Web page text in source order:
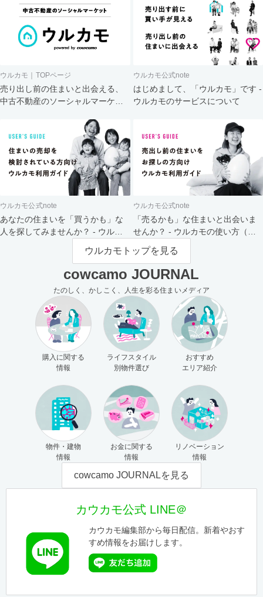
ウルカモ｜TOPページ
売り出し前の住まいと出会える、
中古不動産のソーシャルマーケッ
ウルカモ公式note
はじめまして、「ウルカモ」です -
ウルカモのサービスについて
ウルカモ公式note
あなたの住まいを「買うかも」な
人を探してみませんか？ - ウルカ
ウルカモ公式note
「売るかも」な住まいと出会いま
せんか？ - ウルカモの使い方（買
主さま向け）
ウルカモトップを見る
cowcamo JOURNAL
たのしく、かしこく、人生を彩る住まいメディア
購入に関する
情報
ライフスタイル
別物件選び
おすすめ
エリア紹介
物件・建物
情報
お金に関する
情報
リノベーション
情報
cowcamo JOURNALを見る
カウカモ公式 LINE＠
カウカモ編集部から毎日配信。新着やおす
すめ情報をお届けします。